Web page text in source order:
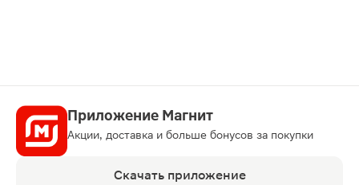
Приложение Магнит
Акции, доставка и больше бонусов за покупки
Скачать приложение